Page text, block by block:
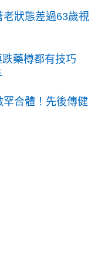
狀態差過63歲視
藥樽都有技巧
合體！先後傳健